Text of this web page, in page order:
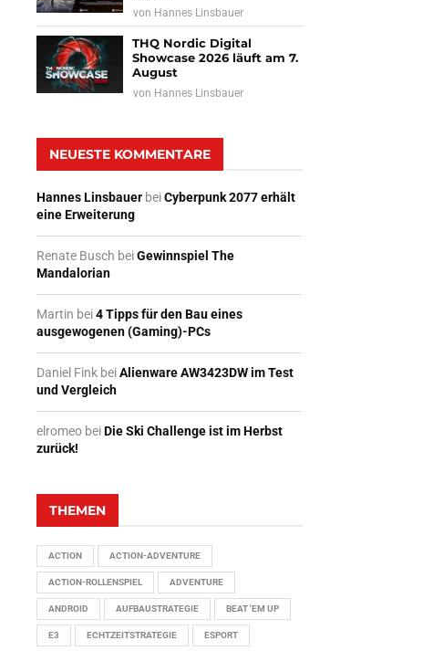
von Hannes Linsbauer
THQ Nordic Digital
Showcase 2026 läuft am 7.
August
von Hannes Linsbauer
NEUESTE KOMMENTARE
Hannes Linsbauer beiCyberpunk 2077 erhält
eine Erweiterung
Renate Busch beiGewinnspiel The
Mandalorian
Martin bei4 Tipps für den Bau eines
ausgewogenen (Gaming)-PCs
Daniel Fink beiAlienware AW3423DW im Test
und Vergleich
elromeo beiDie Ski Challenge ist im Herbst
zurück!
THEMEN
ACTION ACTION-ADVENTURE
ACTION-ROLLENSPIEL ADVENTURE
ANDROID AUFBAUSTRATEGIE BEAT 'EM UP
E3 ECHTZEITSTRATEGIE ESPORT